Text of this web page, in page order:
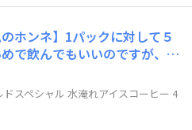
さなくても大丈夫と思いまし
考えたら、何日以内に取り出
ないといけないかなど、メー
良いのかなと思いました。
におすすめ】暑い日の朝、仕
を冴えさせたいときに飲みた
ンネ】1パックに対して５
で飲んでもいいのですが、私
2倍にしてみましたが十分コ
事が出来ました。​【リピー
め】​濃いめに淹れた時はスイ
ドスペシャル 水淹れアイスコーヒー 4